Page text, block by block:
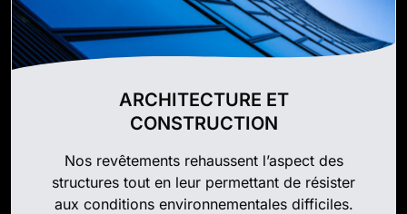
ARCHITECTURE ET
CONSTRUCTION
Nos revêtements rehaussent l’aspect des
structures tout en leur permettant de résister
aux conditions environnementales difficiles.